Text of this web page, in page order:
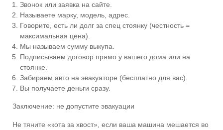
Звонок или заявка на сайте.
Называете марку, модель, адрес.
Говорите, есть ли долг за спец стоянку (честность =
максимальная цена).
Мы называем сумму выкупа.
Подписываем договор прямо у вашего дома или на
стоянке.
Забираем авто на эвакуаторе (бесплатно для вас).
Вы получаете деньги сразу.
Заключение: не допустите эвакуации
Не тяните «кота за хвост», если ваша машина мешается во